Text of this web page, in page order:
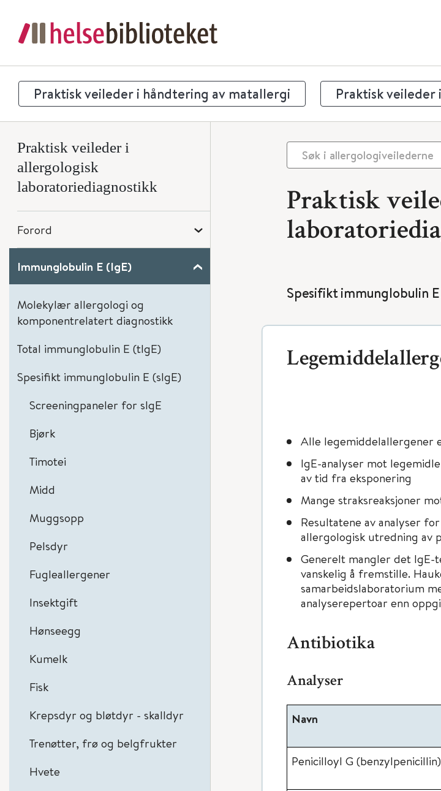
Praktisk veileder i håndtering av matallergi Praktisk
Praktisk veileder i
allergologisk
laboratoriediagnostikk
Forord
Immunglobulin E (IgE)
Molekylær allergologi og
komponentrelatert diagnostikk
Total immunglobulin E (tIgE)
Spesifikt immunglobulin E (sIgE)
Screeningpaneler for sIgE
Bjørk
Timotei
Midd
Muggsopp
Pelsdyr
Fugleallergener
Insektgift
Hønseegg
Kumelk
Fisk
Krepsdyr og bløtdyr - skalldyr
Trenøtter, frø og belgfrukter
Hvete
Praktisk
Spesifikt immunglobulin
Alle legemiddelallergener
IgE-analyser mot
av tid fra eksponering
Mange straksreaksjoner
Resultatene av analyser
allergologisk utredning av
Generelt mangler det
vanskelig å fremstille.
samarbeidslaboratorium
analyserepertoar enn
Antibiotika
Analyser
Navn
Penicilloyl G (benzylpenicillin)